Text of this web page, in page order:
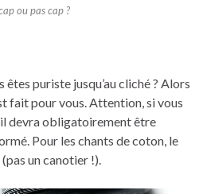
ou pas cap ?
puriste jusqu’au cliché ? Alors
fait pour vous. Attention, si vous
devra obligatoirement être
Pour les chants de coton, le
un canotier !).